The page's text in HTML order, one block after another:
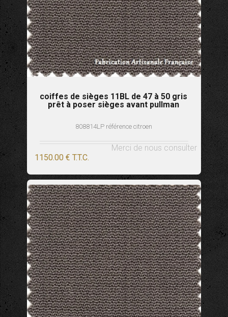
coiffes de sièges 11BL de 47 à 50 gris
prêt à poser sièges avant pullman
808814LP référence citroen
1150.00 € T.T.C.
Merci de nous consulter